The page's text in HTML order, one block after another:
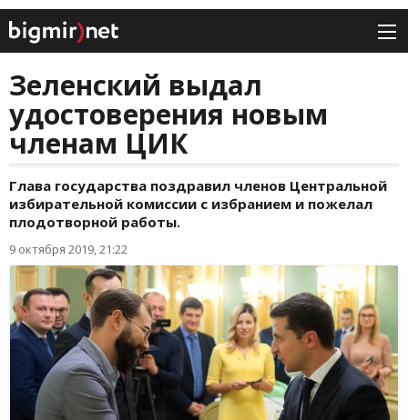
Зеленский выдал
удостоверения новым
членам ЦИК
Глава государства поздравил членов Центральной
избирательной комиссии с избранием и пожелал
плодотворной работы.
9 октября 2019, 21:22